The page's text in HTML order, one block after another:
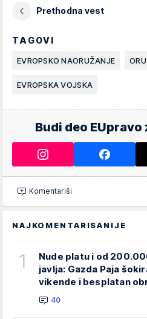
Prethodna vest
TAGOVI
EVROPSKO NAORUŽANJE
EVROPSKA VOJSKA
Budi deo
Komentariši
NAJKOMENTARISANIJE
1
Nude platu i od
javlja: Gazda Paja
vikende i besplatan
40